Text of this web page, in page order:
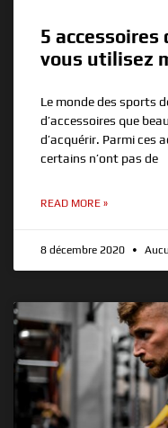
5
vous utilisez
Le monde des sports
d’accessoires que
d’acquérir. Parmi ces
certains n’ont pas de
READ MORE »
8 décembre 2020